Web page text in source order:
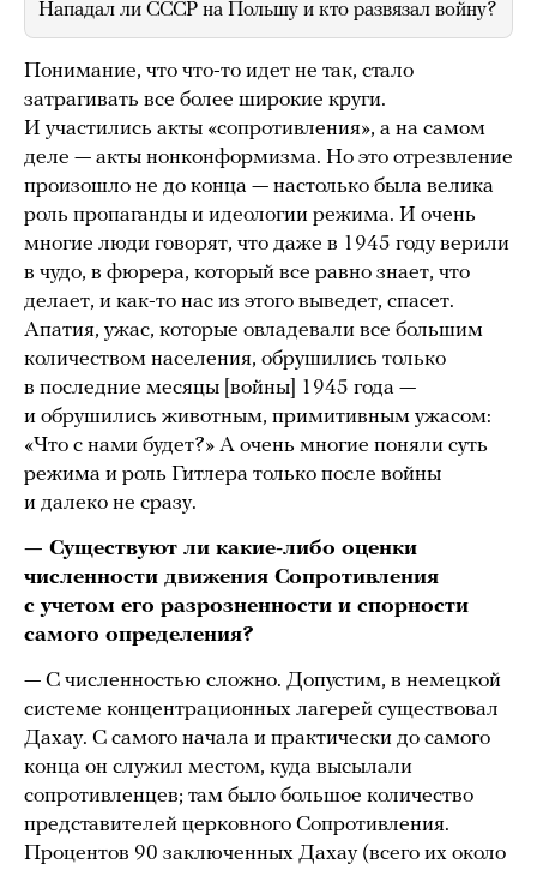
Нападал ли СССР на Польшу и кто развязал войну?
Понимание, что что-то идет не так, стало
затрагивать все более широкие круги.
И участились акты «сопротивления», а на самом
деле — акты нонконформизма. Но это отрезвление
произошло не до конца — настолько была велика
роль пропаганды и идеологии режима. И очень
многие люди говорят, что даже в 1945 году верили
в чудо, в фюрера, который все равно знает, что
делает, и как-то нас из этого выведет, спасет.
Апатия, ужас, которые овладевали все большим
количеством населения, обрушились только
в последние месяцы [войны] 1945 года —
и обрушились животным, примитивным ужасом:
«Что с нами будет?» А очень многие поняли суть
режима и роль Гитлера только после войны
и далеко не сразу.
— Существуют ли какие-либо оценки
численности движения Сопротивления
с учетом его разрозненности и спорности
самого определения?
— С численностью сложно. Допустим, в немецкой
системе концентрационных лагерей существовал
Дахау. С самого начала и практически до самого
конца он служил местом, куда высылали
сопротивленцев; там было большое количество
представителей церковного Сопротивления.
Процентов 90 заключенных Дахау (всего их около